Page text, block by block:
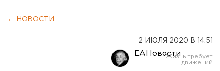
← НОВОСТИ
2 ИЮЛЯ 2020 В 14:51
ЕАНовости